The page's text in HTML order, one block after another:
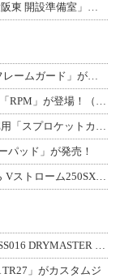
【トライアンフ】関西最大規模「トライアンフ大阪東 開設準備室」がオープン！ 限定
マジカルレーシングから MT-09／SP（24）用「フレームガード」が登場！
RPM から ホンダ GROM用エキゾーストシステム「RPM」が登場！（動画あり
カスタムスプロケットを見せる、Z900RS／CAFE用「スプロケットカバーフルキ
パッド」が発売！
ゲル素材入りで快適＆足つき向上！ デイトナから Vストローム250SX用「快適ロ
アールエスタイチの新ライディングシューズ「RSS016 DRYMASTER スト
」がカスタムジ